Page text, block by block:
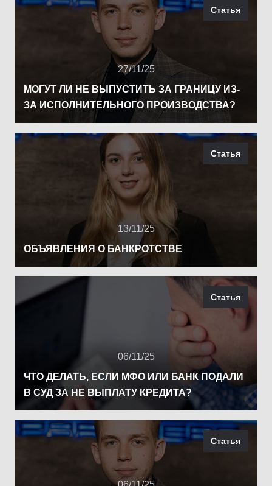
Статья
27/11/25
МОГУТ ЛИ НЕ ВЫПУСТИТЬ ЗА ГРАНИЦУ ИЗ-
ЗА ИСПОЛНИТЕЛЬНОГО ПРОИЗВОДСТВА?
Статья
13/11/25
ОБЪЯВЛЕНИЯ О БАНКРОТСТВЕ
Статья
06/11/25
ЧТО ДЕЛАТЬ, ЕСЛИ МФО ИЛИ БАНК ПОДАЛИ
В СУД ЗА НЕ ВЫПЛАТУ КРЕДИТА?
Статья